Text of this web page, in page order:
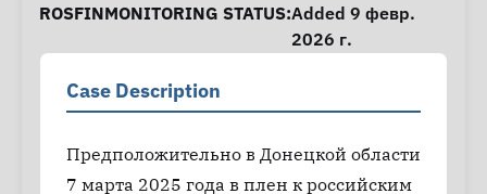
ROSFINMONITORING STATUS:Added 9 февр.
2026 г.
Case Description
Предположительно в Донецкой области
7 марта 2025 года в плен к российским